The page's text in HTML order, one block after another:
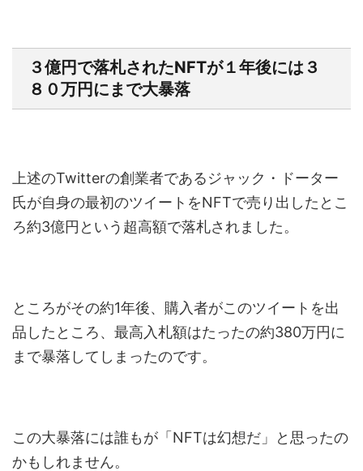
３億円で落札されたNFTが１年後には３
８０万円にまで大暴落
上述のTwitterの創業者であるジャック・ドーター
氏が自身の最初のツイートをNFTで売り出したとこ
ろ約3億円という超高額で落札されました。
ところがその約1年後、購入者がこのツイートを出
品したところ、最高入札額はたったの約380万円に
まで暴落してしまったのです。
この大暴落には誰もが「NFTは幻想だ」と思ったの
かもしれません。